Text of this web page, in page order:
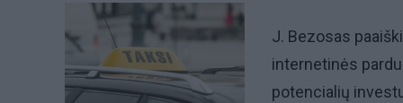
J. Bezosas
internetinės
potencialių